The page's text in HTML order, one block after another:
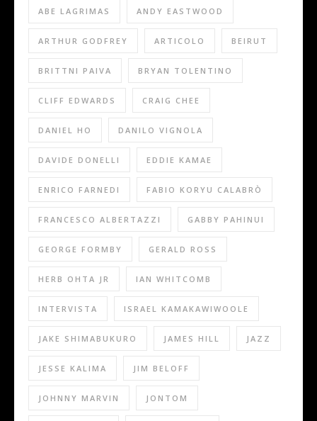
ABE LAGRIMAS ANDY EASTWOOD
ARTHUR GODFREY ARTICOLO BEIRUT
BRITTNI PAIVA BRYAN TOLENTINO
CLIFF EDWARDS CRAIG CHEE
DANIEL HO DANILO VIGNOLA
DAVIDE DONELLI EDDIE KAMAE
ENRICO FARNEDI FABIO KORYU CALABRÒ
FRANCESCO ALBERTAZZI GABBY PAHINUI
GEORGE FORMBY GERALD ROSS
HERB OHTA JR IAN WHITCOMB
INTERVISTA ISRAEL KAMAKAWIWOOLE
JAKE SHIMABUKURO JAMES HILL JAZZ
JESSE KALIMA JIM BELOFF
JOHNNY MARVIN JONTOM